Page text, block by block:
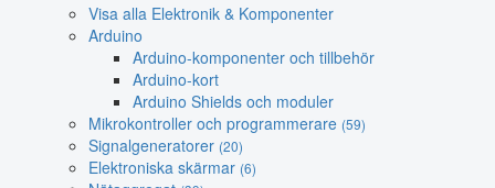
Visa alla Elektronik & Komponenter
Arduino
Arduino-komponenter och tillbehör
Arduino-kort
Arduino Shields och moduler
Mikrokontroller och programmerare (59)
Signalgeneratorer (20)
Elektroniska skärmar (6)